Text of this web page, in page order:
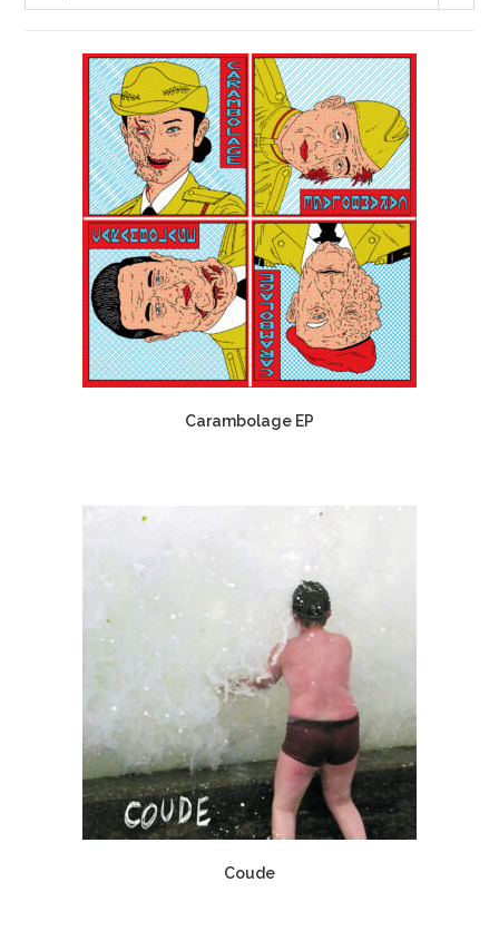
Carambolage EP
Coude